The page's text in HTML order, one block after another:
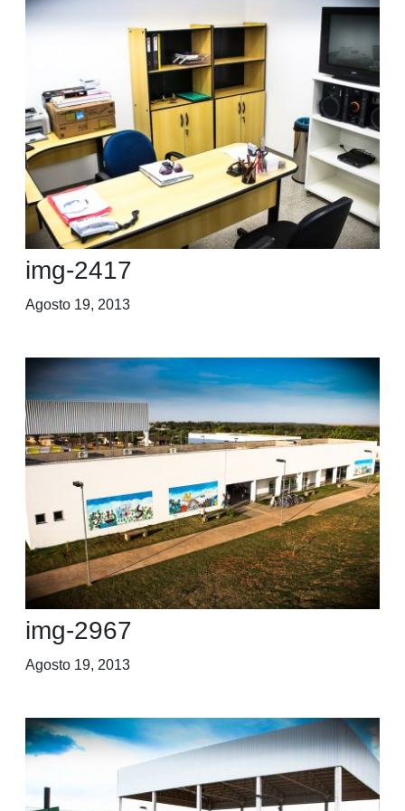
img-2417
Agosto 19, 2013
img-2967
Agosto 19, 2013